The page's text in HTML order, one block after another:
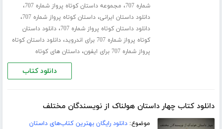
شماره 707
، مجموعه داستان کوتاه پرواز شماره 707 ،
دانلود داستان ایرانی،داستان کوتاه پرواز شماره 707 ،
دانلود داستان کوتاه پرواز شماره 707 ،دانلود داستان
کوتاه پرواز شماره 707 برای اندروید
،دانلود داستان کوتاه
پرواز شماره 707 برای ایفون
،داستان های کوتاه
دانلود کتاب
دانلود کتاب چهار داستان هولناک از نویسندگان مختلف
موضوع:دانلود رایگان بهترین کتاب‌های داستان